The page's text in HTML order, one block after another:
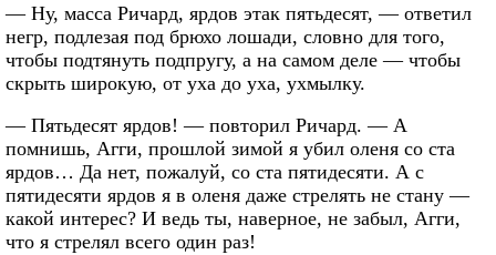
— Ну, масса Ричард, ярдов этак пятьдесят, — ответил
негр, подлезая под брюхо лошади, словно для того,
чтобы подтянуть подпругу, а на самом деле — чтобы
скрыть широкую, от уха до уха, ухмылку.
— Пятьдесят ярдов! — повторил Ричард. — А
помнишь, Агги, прошлой зимой я убил оленя со ста
ярдов… Да нет, пожалуй, со ста пятидесяти. А с
пятидесяти ярдов я в оленя даже стрелять не стану —
какой интерес? И ведь ты, наверное, не забыл, Агги,
что я стрелял всего один раз!